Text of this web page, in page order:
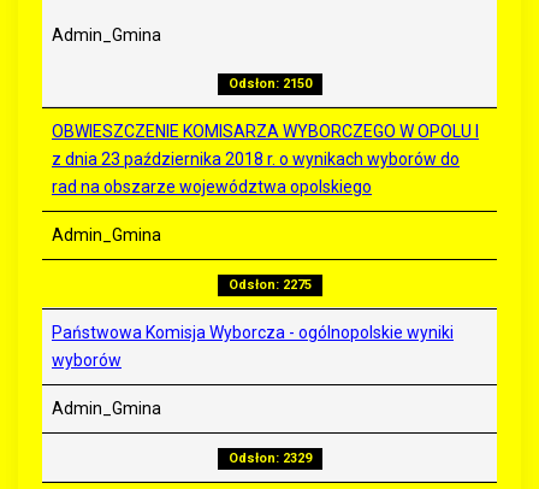
Admin_Gmina
Odsłon: 2150
OBWIESZCZENIE KOMISARZA WYBORCZEGO W OPOLU I
z dnia 23 października 2018 r. o wynikach wyborów do
rad na obszarze województwa opolskiego
Admin_Gmina
Odsłon: 2275
Państwowa Komisja Wyborcza - ogólnopolskie wyniki
wyborów
Admin_Gmina
Odsłon: 2329